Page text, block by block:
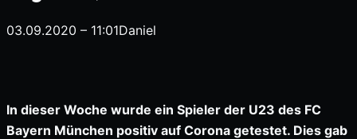
03.09.2020 – 11:01Daniel
In dieser Woche wurde ein Spieler der U23 des FC
Bayern München positiv auf Corona getestet. Dies gab